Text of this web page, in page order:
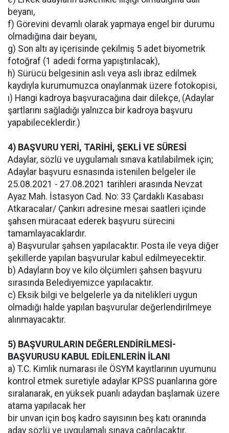
beyanı,
f) Görevini devamlı olarak yapmaya engel bir durumu
olmadığına dair beyanı,
g) Son altı ay içerisinde çekilmiş 5 adet biyometrik
fotoğraf (1 adedi forma yapıştırılacak),
h) Sürücü belgesinin aslı veya aslı ibraz edilmek
kaydıyla kurumumuzca onaylanmak üzere fotokopisi,
ı) Hangi kadroya başvuracağına dair dilekçe, (Adaylar
şartlarını sağladığı yalnızca bir kadroya başvuru
yapabileceklerdir.)
4) BAŞVURU YERİ, TARİHİ, ŞEKLİ VE SÜRESİ
Adaylar, sözlü ve uygulamalı sınava katılabilmek için;
Adaylar başvuru esnasında istenilen belgeler ile
25.08.2021 - 27.08.2021 tarihleri arasında Nevzat
Ayaz Mah. İstasyon Cad. No: 33 Çardaklı Kasabası
Atkaracalar/ Çankırı adresine mesai saatleri içinde
şahsen müracaat ederek başvuru sürecini
tamamlayacaklardır.
a) Başvurular şahsen yapılacaktır. Posta ile veya diğer
şekillerde yapılan başvurular kabul edilmeyecektir.
b) Adayların boy ve kilo ölçümleri şahsen başvuru
sırasında Belediyemizce yapılacaktır.
c) Eksik bilgi ve belgelerle ya da nitelikleri uygun
olmadığı halde yapılan başvurular değerlendirilmeye
alınmayacaktır.
5) BAŞVURULARIN DEĞERLENDİRİLMESİ-
BAŞVURUSU KABUL EDİLENLERİN İLANI
a) T.C. Kimlik numarası ile ÖSYM kayıtlarının uyumunu
kontrol etmek suretiyle adaylar KPSS puanlarına göre
sıralanarak, en yüksek puanlı adaydan başlamak üzere
atama yapılacak her
bir unvan için boş kadro sayısının beş katı oranında
aday sözlü ve uygulamalı sınava çağrılacaktır.